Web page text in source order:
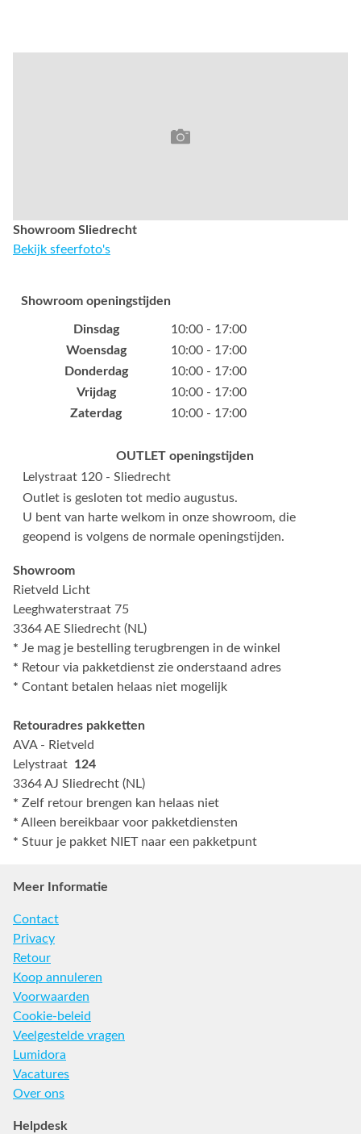
Showroom Sliedrecht
Bekijk sfeerfoto's
Showroom openingstijden
Dinsdag
10:00 - 17:00
Woensdag
10:00 - 17:00
Donderdag
10:00 - 17:00
Vrijdag
10:00 - 17:00
Zaterdag
10:00 - 17:00
OUTLET openingstijden
Lelystraat 120 - Sliedrecht
Outlet is gesloten tot medio augustus.
U bent van harte welkom in onze showroom, die
geopend is volgens de normale openingstijden.
Showroom
Rietveld Licht
Leeghwaterstraat 75
3364 AE Sliedrecht (NL)
* Je mag je bestelling terugbrengen in de winkel
* Retour via pakketdienst zie onderstaand adres
* Contant betalen helaas niet mogelijk
Retouradres pakketten
AVA - Rietveld
Lelystraat 124
3364 AJ Sliedrecht (NL)
* Zelf retour brengen kan helaas niet
* Alleen bereikbaar voor pakketdiensten
* Stuur je pakket NIET naar een pakketpunt
Meer Informatie
Contact
Privacy
Retour
Koop annuleren
Voorwaarden
Cookie-beleid
Veelgestelde vragen
Lumidora
Vacatures
Over ons
Helpdesk